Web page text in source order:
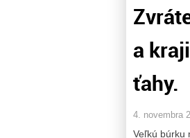
a
ťahy.
4. novembra
Veľkú búrku